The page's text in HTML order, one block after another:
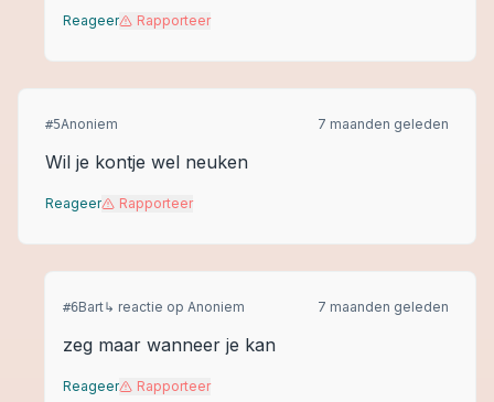
Reageer Rapporteer
#5Anoniem 7 maanden geleden
Wil je kontje wel neuken
Reageer Rapporteer
#6Bart↳ reactie op Anoniem 7 maanden geleden
zeg maar wanneer je kan
Reageer Rapporteer